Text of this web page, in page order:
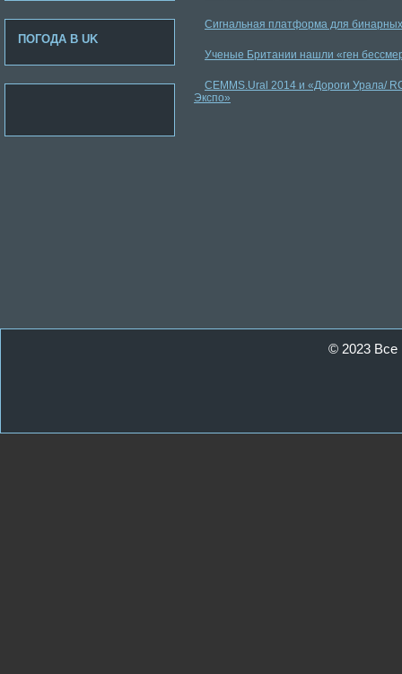
Cигнальная платформа для
Ученые Британии нашли «ген
CEMMS.Ural 2014 и «Дороги Урала/
Экспо»
ПОГОДА В UK
© 2023